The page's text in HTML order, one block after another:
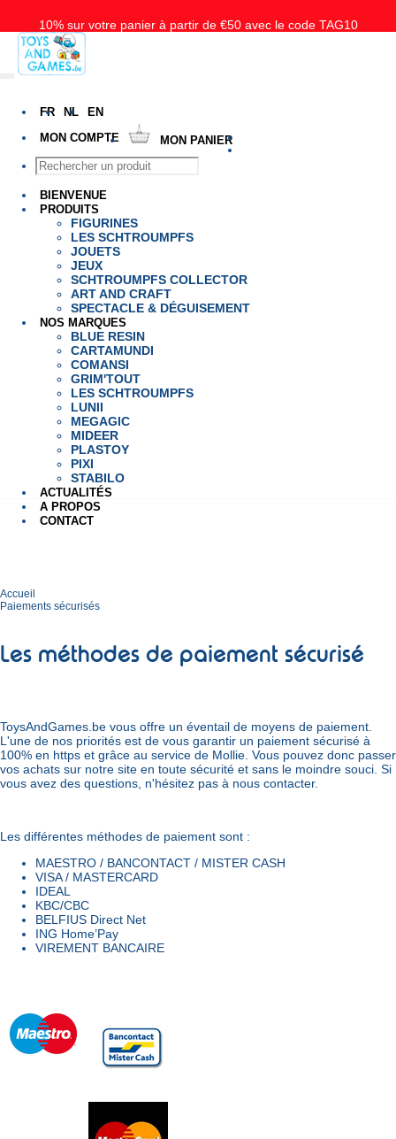
10% sur votre panier à partir de €50 avec le code TAG10
Livraison gratuite à partir de 50€ pour la Belgique, les Pays-Bas et le
FR NL
EN
MON COMPTE
MON PANIER
BIENVENUE
PRODUITS
FIGURINES
LES SCHTROUMPFS
JOUETS
JEUX
SCHTROUMPFS COLLECTOR
ART AND CRAFT
SPECTACLE & DÉGUISEMENT
NOS MARQUES
BLUE RESIN
CARTAMUNDI
COMANSI
GRIM'TOUT
LES SCHTROUMPFS
LUNII
MEGAGIC
MIDEER
PLASTOY
PIXI
STABILO
ACTUALITÉS
A PROPOS
CONTACT
Accueil
Paiements sécurisés
Les méthodes de paiement sécurisé
ToysAndGames.be vous offre un éventail de moyens de paiement.
L'une de nos priorités est de vous garantir un paiement sécurisé à
100% en https et grâce au service de Mollie. Vous pouvez donc passer
vos achats sur notre site en toute sécurité et sans le moindre souci. Si
vous avez des questions, n'hésitez pas à nous contacter.
Les différentes méthodes de paiement sont :
MAESTRO / BANCONTACT / MISTER CASH
VISA / MASTERCARD
IDEAL
KBC/CBC
BELFIUS Direct Net
ING Home’Pay
VIREMENT BANCAIRE